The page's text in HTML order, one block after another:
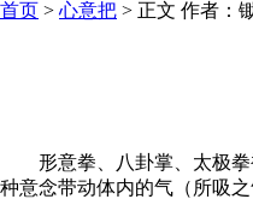
首页 > 心意把 > 正文 作者：
形意拳、八卦掌、太极拳
种意念带动体内的气（所吸